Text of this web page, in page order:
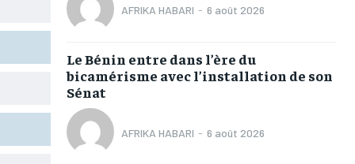
DIVERS
MONDE
OPPORTUNITÉ
PARTENAIRES
DIVERS
MONDE
OPPORTUNITÉ
PARTENAIRES
DIVERS
MONDE
OPPORTUNITÉ
PARTENAIRES
DIVERS
MONDE
OPPORTUNITÉ
PARTENAIRES
AFRIKA HABARI - 6 août 2026
Le Bénin entre dans l’ère du
bicamérisme avec l’installation de son
Sénat
AFRIKA HABARI - 6 août 2026